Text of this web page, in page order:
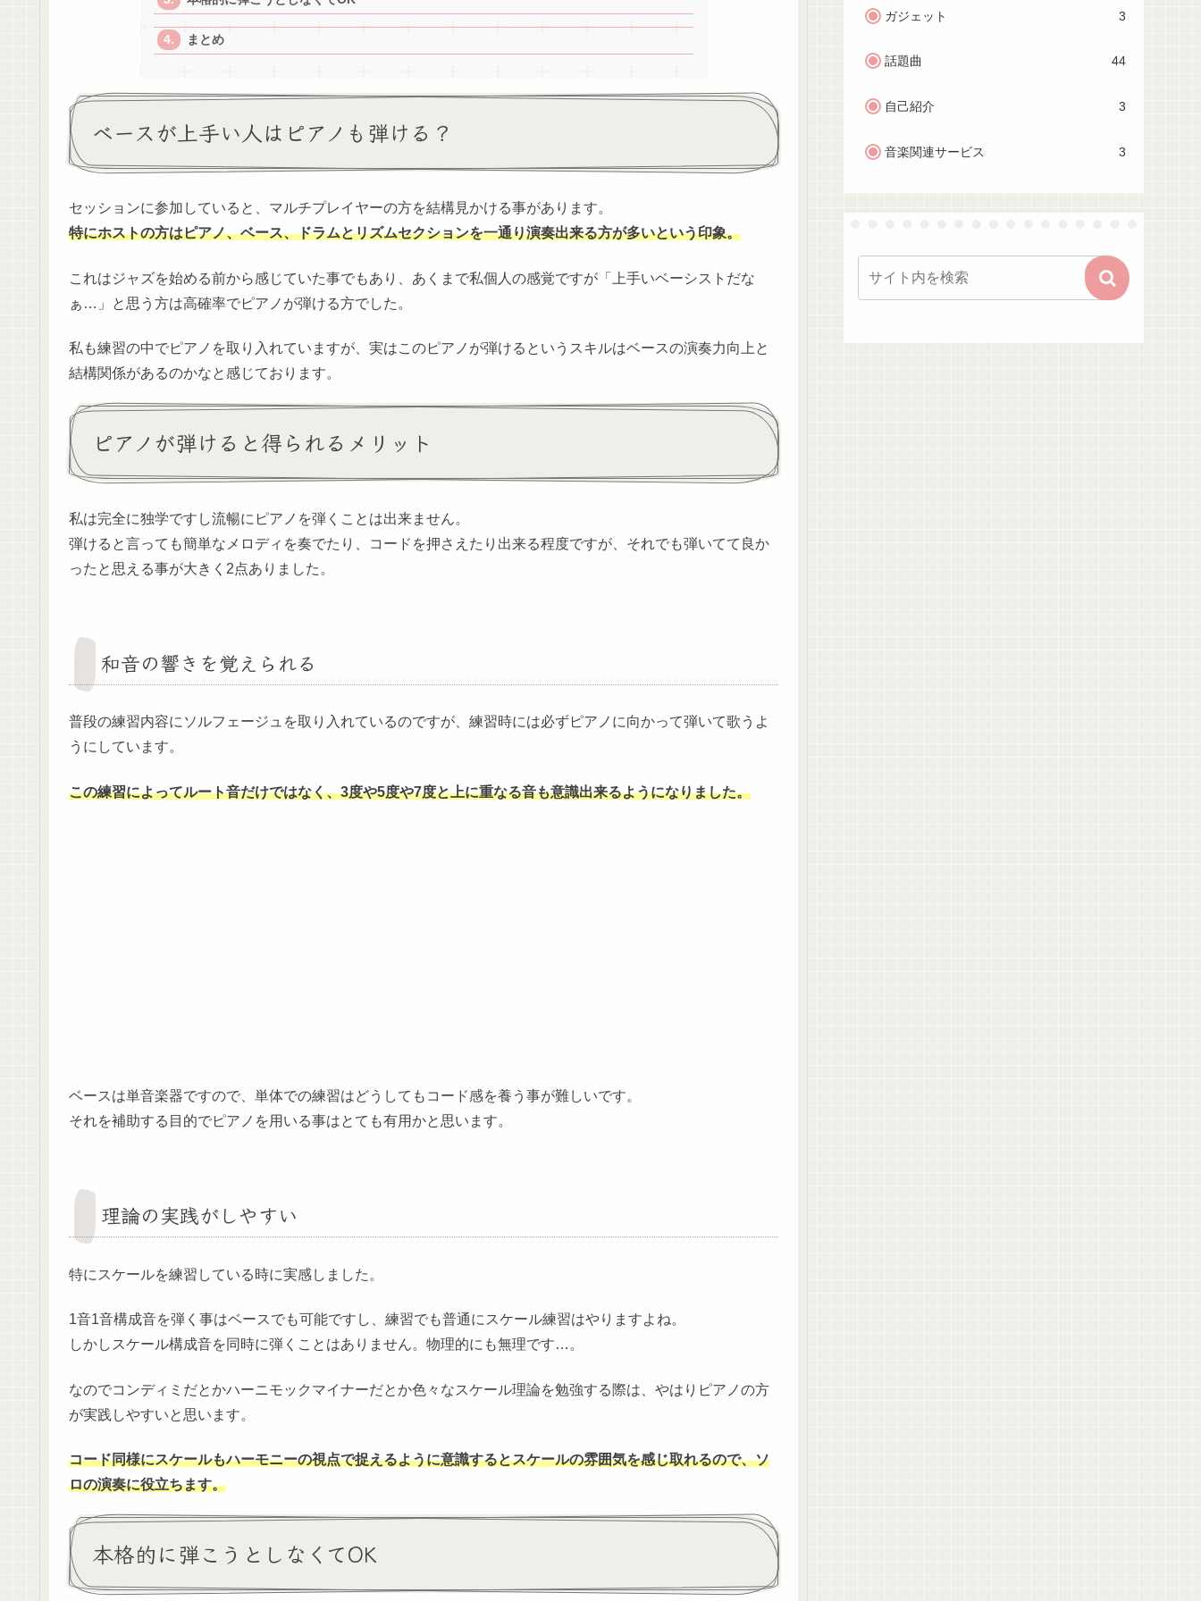
まとめ
ベースが上手い人はピアノも弾ける？
セッションに参加していると、マルチプレイヤーの方を結構見かける事があります。
特にホストの方はピアノ、ベース、ドラムとリズムセクションを一通り演奏出来る方が多いという印象。
これはジャズを始める前から感じていた事でもあり、あくまで私個人の感覚ですが「上手いベーシストだな
ぁ…」と思う方は高確率でピアノが弾ける方でした。
私も練習の中でピアノを取り入れていますが、実はこのピアノが弾けるというスキルはベースの演奏力向上と
結構関係があるのかなと感じております。
ピアノが弾けると得られるメリット
私は完全に独学ですし流暢にピアノを弾くことは出来ません。
弾けると言っても簡単なメロディを奏でたり、コードを押さえたり出来る程度ですが、それでも弾いてて良か
ったと思える事が大きく2点ありました。
和音の響きを覚えられる
普段の練習内容にソルフェージュを取り入れているのですが、練習時には必ずピアノに向かって弾いて歌うよ
うにしています。
この練習によってルート音だけではなく、3度や5度や7度と上に重なる音も意識出来るようになりました。
ベースは単音楽器ですので、単体での練習はどうしてもコード感を養う事が難しいです。
それを補助する目的でピアノを用いる事はとても有用かと思います。
理論の実践がしやすい
特にスケールを練習している時に実感しました。
1音1音構成音を弾く事はベースでも可能ですし、練習でも普通にスケール練習はやりますよね。
しかしスケール構成音を同時に弾くことはありません。物理的にも無理です…。
なのでコンディミだとかハーニモックマイナーだとか色々なスケール理論を勉強する際は、やはりピアノの方
が実践しやすいと思います。
コード同様にスケールもハーモニーの視点で捉えるように意識するとスケールの雰囲気を感じ取れるので、ソ
ロの演奏に役立ちます。
本格的に弾こうとしなくてOK
ガジェット 3
話題曲 44
自己紹介 3
音楽関連サービス 3